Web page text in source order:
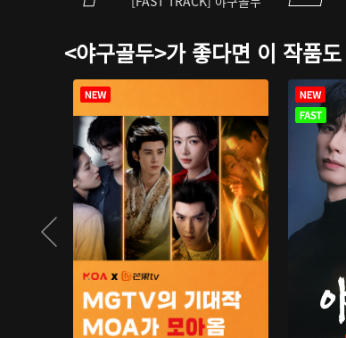
<야구골두>가 좋다면 이 작품도